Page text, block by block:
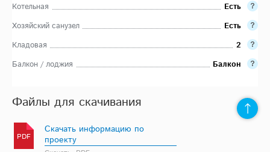
Котельная
Есть
Хозяйский санузел
Есть
Кладовая
2
Балкон / лоджия
Балкон
Файлы для скачивания
PDF
Скачать информацию по
проекту